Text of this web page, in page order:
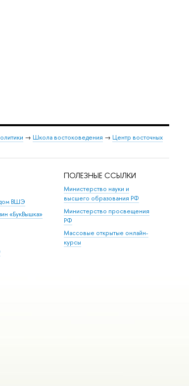
→ Школа востоковедения → Центр восточных
дом ВШЭ
«БукВышка»
ПОЛЕЗНЫЕ ССЫЛКИ
Министерство науки и
высшего образования РФ
Министерство просвещения
РФ
Массовые открытые онлайн-
курсы